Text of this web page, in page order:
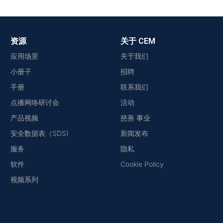
资源
应用场景
小册子
手册
点播网络研讨会
产品视频
安全数据表（SDS)
服务
软件
视频系列
关于 CEM
关于我们
招聘
联系我们
活动
慈善 事业
新闻发布
隐私
Cookie Policy